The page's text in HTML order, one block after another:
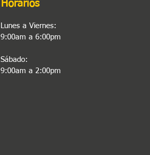
Horarios
Lunes a Viernes:
9:00am a 6:00pm
Sábado:
9:00am a 2:00pm